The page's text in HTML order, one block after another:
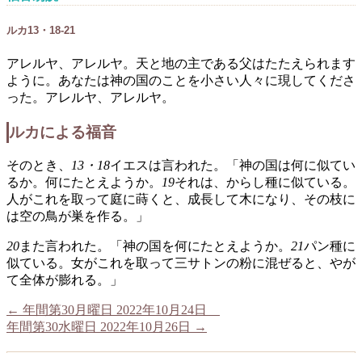
ルカ13・18-21
アレルヤ、アレルヤ。天と地の主である父はたたえられます
ように。あなたは神の国のことを小さい人々に現してくださ
った。アレルヤ、アレルヤ。
ルカによる福音
そのとき、 13・18イエスは言われた。「神の国は何に似てい
るか。何にたとえようか。 19それは、からし種に似ている。
人がこれを取って庭に蒔くと、成長して木になり、その枝に
は空の鳥が巣を作る。」
20また言われた。「神の国を何にたとえようか。 21パン種に
似ている。女がこれを取って三サトンの粉に混ぜると、やが
て全体が膨れる。」
← 年間第30月曜日 2022年10月24日
年間第30水曜日 2022年10月26日
→